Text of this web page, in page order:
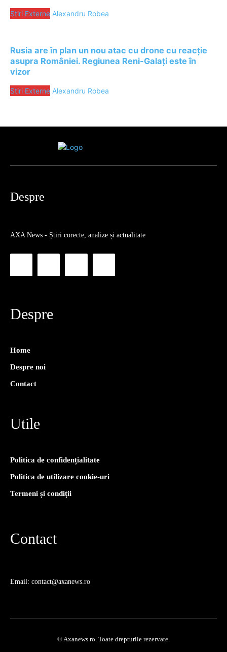
Stiri Externe Alexandru Robea
Rusia are în plan un nou atac cu drone cu reacție
asupra României. Regiunea Reni-Galați este în
vizor
Stiri Externe Alexandru Robea
Despre
AXA News - Știri corecte, analize și actualitate
Despre
Home
Despre noi
Contact
Utile
Politica de confidențialitate
Politica de utilizare cookie-uri
Termeni și condiții
Contact
Email: contact@axanews.ro
© Axanews.ro. Toate drepturile rezervate.